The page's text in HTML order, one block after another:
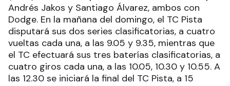
Andrés Jakos y Santiago Álvarez, ambos con
Dodge. En la mañana del domingo, el TC Pista
disputará sus dos series clasificatorias, a cuatro
vueltas cada una, a las 9.05 y 9.35, mientras que
el TC efectuará sus tres baterías clasificatorias, a
cuatro giros cada una, a las 10.05, 10.30 y 10.55. A
las 12.30 se iniciará la final del TC Pista, a 15